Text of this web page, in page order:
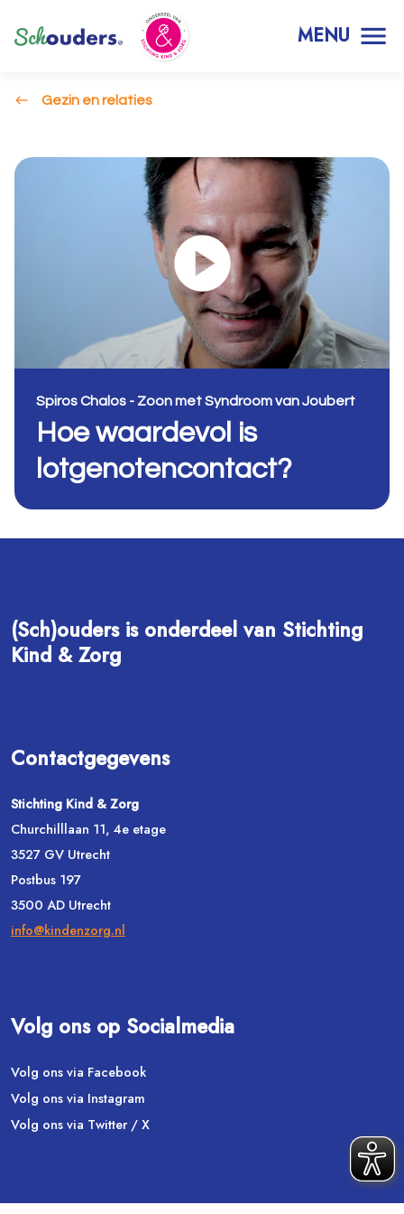
MENU
Gezin en relaties
Spiros Chalos - Zoon met Syndroom van Joubert
Hoe waardevol is
lotgenotencontact?
(Sch)ouders is onderdeel van Stichting
Kind & Zorg
Contactgegevens
Stichting Kind & Zorg
Churchilllaan 11, 4e etage
3527 GV Utrecht
Postbus 197
3500 AD Utrecht
info@kindenzorg.nl
Volg ons op Socialmedia
Volg ons via Facebook
Volg ons via Instagram
Volg ons via Twitter / X